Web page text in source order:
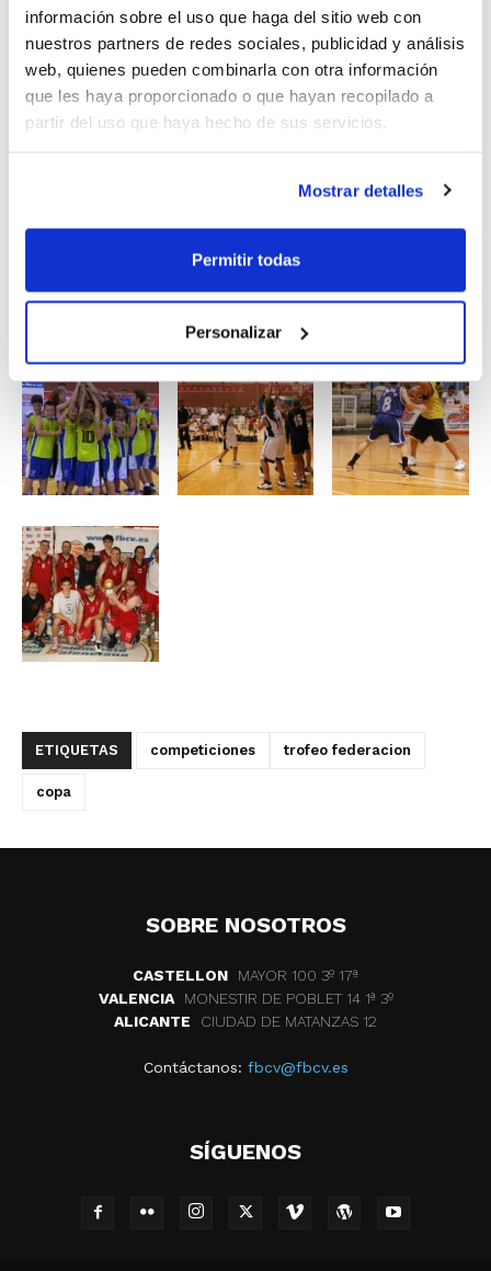
información sobre el uso que haga del sitio web con
nuestros partners de redes sociales, publicidad y análisis
web, quienes pueden combinarla con otra información
que les haya proporcionado o que hayan recopilado a
partir del uso que haya hecho de sus servicios.
Mostrar detalles
Permitir todas
Personalizar
será mínimo, todavía más económico
el pasado año.
Desde Minibasket hasta Senior. Todas las
fiesta del baloncesto en la Comunidad
Valenciana, que seguro se convertirá
también en el punto de partida para
preparar una ilusionante 2013/2014.
ETIQUETAS competiciones trofeo federacion
copa
SOBRE NOSOTROS
CASTELLON
MAYOR 100 3º 17ª
VALENCIA
MONESTIR DE POBLET 14 1ª 3º
ALICANTE
CIUDAD DE MATANZAS 12
Contáctanos: fbcv@fbcv.es
SÍGUENOS